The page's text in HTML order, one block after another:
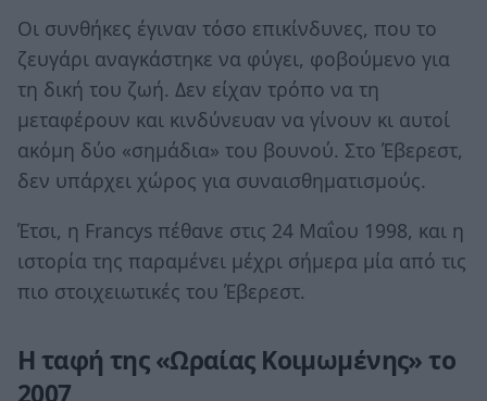
Οι συνθήκες έγιναν τόσο επικίνδυνες, που το
ζευγάρι αναγκάστηκε να φύγει, φοβούμενο για
τη δική του ζωή. Δεν είχαν τρόπο να τη
μεταφέρουν και κινδύνευαν να γίνουν κι αυτοί
ακόμη δύο «σημάδια» του βουνού. Στο Έβερεστ,
δεν υπάρχει χώρος για συναισθηματισμούς.
Έτσι, η Francys πέθανε στις 24 Μαΐου 1998, και η
ιστορία της παραμένει μέχρι σήμερα μία από τις
πιο στοιχειωτικές του Έβερεστ.
Η ταφή της «Ωραίας Κοιμωμένης» το
2007